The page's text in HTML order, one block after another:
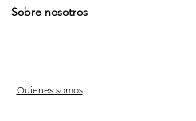
Sobre nosotros
Quienes somos